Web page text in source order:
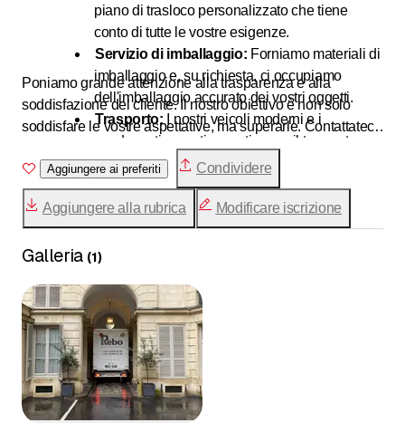
piano di trasloco personalizzato che tiene
conto di tutte le vostre esigenze.
Servizio di imballaggio: Forniamo materiali di
imballaggio e, su richiesta, ci occupiamo
dell'imballaggio accurato dei vostri oggetti.
Trasporto: I nostri veicoli moderni e i
conducenti esperti garantiscono il trasporto
sicuro dei vostri beni.
Montaggio e smontaggio:Il nostro team si
occupa dello smontaggio e montaggio
professionale dei vostri mobili e del
collegamento dei vostri elettrodomestici.
opere d'arte o altri oggetti delicati, offriamo
soluzioni specializzate per esigenze di
trasporto particolari.
Soluzioni di stoccaggio:
uno spazio di deposito temporaneo o a lungo
termine, offriamo opzioni di stoccaggio sicure e
asciutte per i vostri mobili e oggetti.
Poniamo grande attenzione alla trasparenza e alla
soddisfazione del cliente. Il nostro obiettivo è non solo
soddisfare le vostre aspettative, ma superarle. Contattateci
per una consulenza senza impegno e un preventivo
personalizzato. Affidatevi a Rebo Transport GmbH – i vostri
professionisti del trasloco in Svizzera!
Aggiungere ai preferiti Condividere
Aggiungere alla rubrica Modificare iscrizione
Galleria (1)